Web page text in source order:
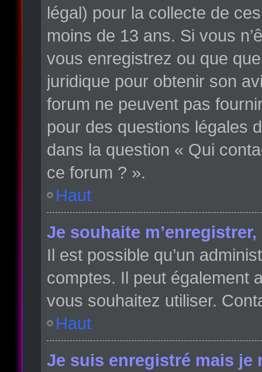
légal) pour la collecte de
moins de 13 ans. Si vous
vous enregistrez ou que
juridique pour obtenir son
forum ne peuvent pas
pour des questions légales
dans la question « Qui
ce forum ? ».
Haut
Je souhaite
Il est possible qu’un
comptes. Il peut également
vous souhaitez utiliser.
Haut
Je suis enregistré mais je